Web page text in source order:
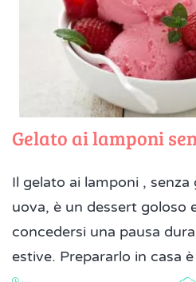
Gelato ai lamponi
Il gelato ai lamponi , senza
uova, è un dessert goloso
concedersi una pausa
estive. Prepararlo in casa è